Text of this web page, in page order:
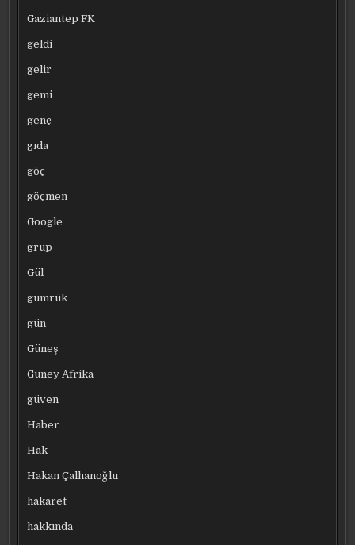
Gaziantep FK
geldi
gelir
gemi
genç
gıda
göç
göçmen
Google
grup
Gül
gümrük
gün
Güneş
Güney Afrika
güven
Haber
Hak
Hakan Çalhanoğlu
hakaret
hakkında